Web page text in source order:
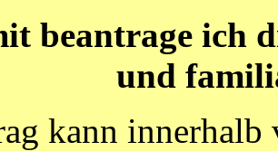
beantrage ich
und
kann